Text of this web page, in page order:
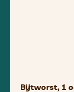
Bijtworst, 1